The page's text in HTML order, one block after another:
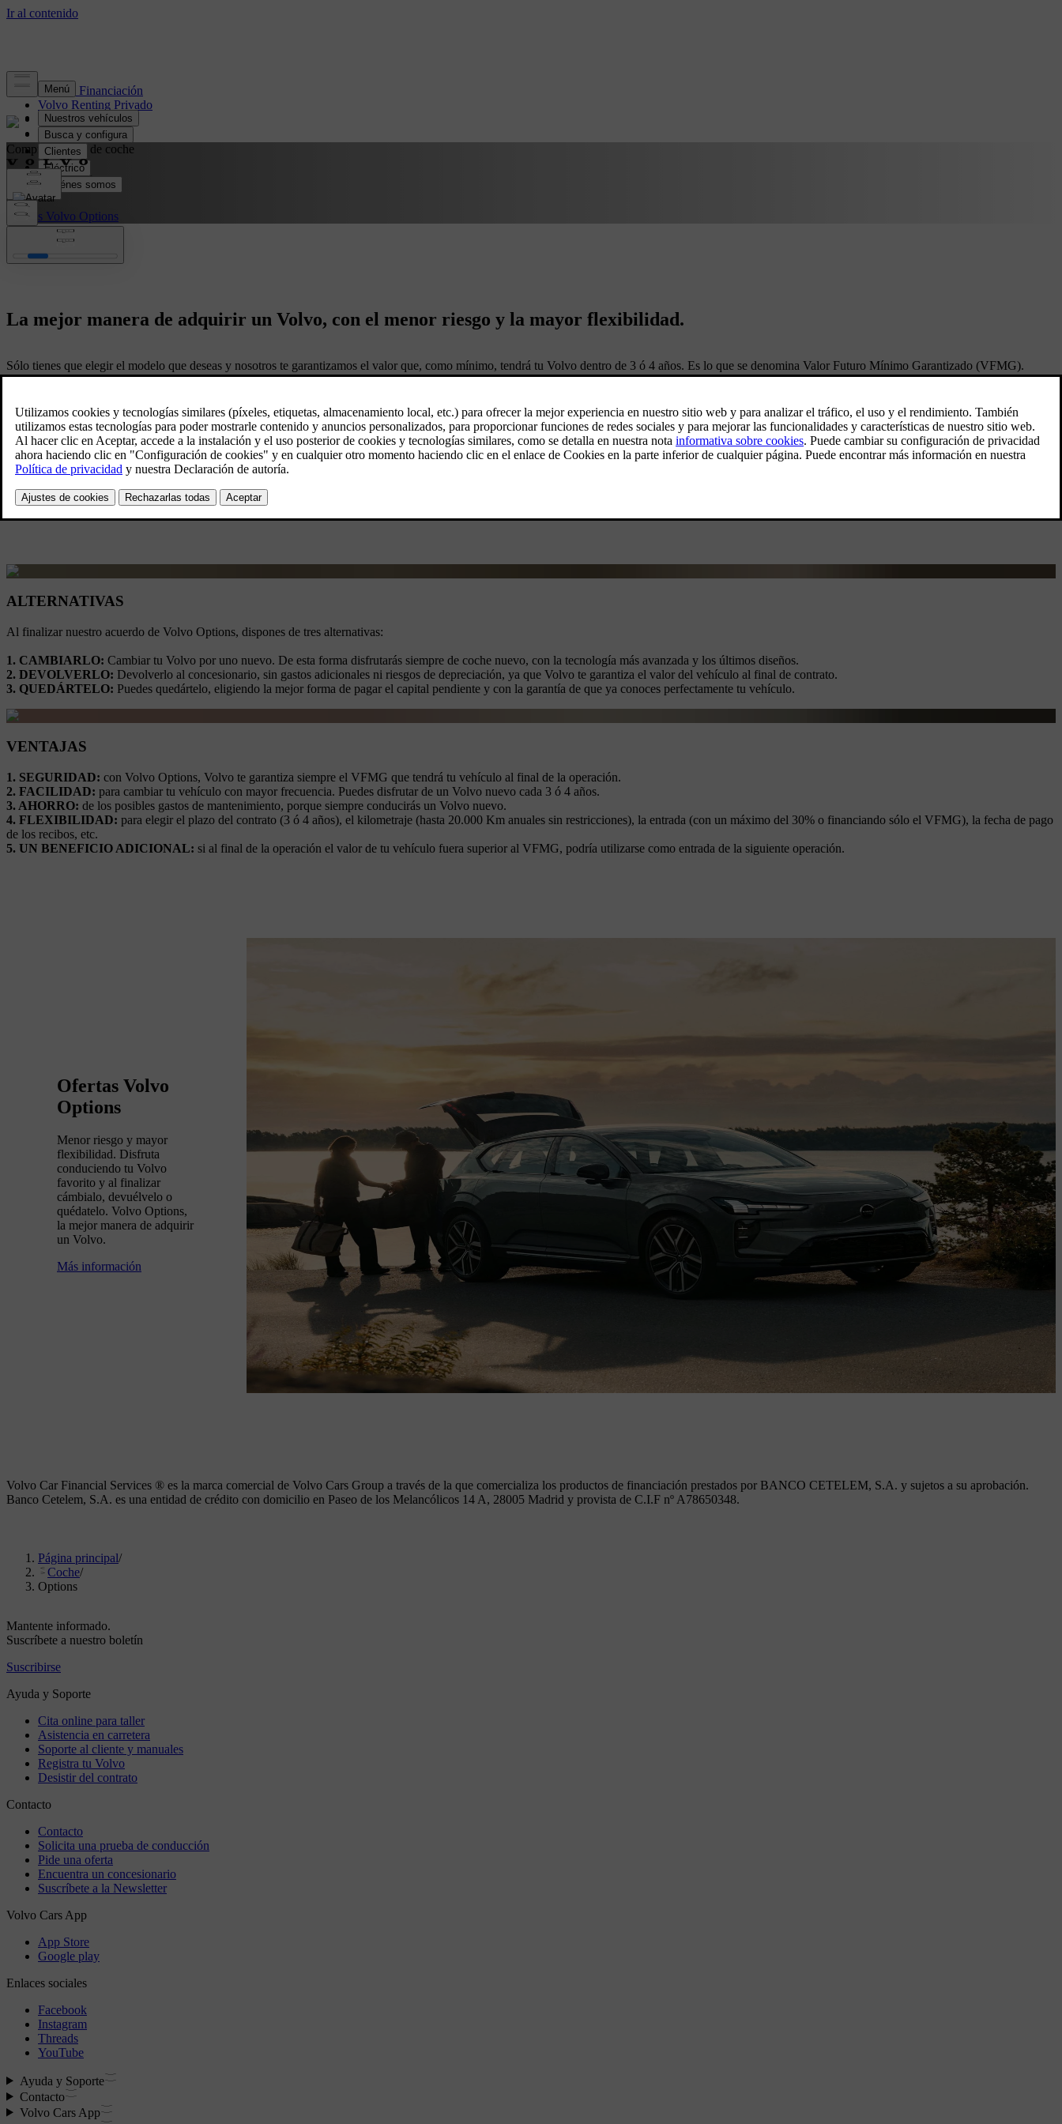
HOME Financiación
Volvo Renting Privado
Volvo Car Finance
Volvo Car Renting
Compra flexible de coche
Volvo Options
Ofertas Volvo Options
La mejor manera de adquirir un Volvo, con el menor riesgo y la mayor flexibilidad.
Sólo tienes que elegir el modelo que deseas y nosotros te garantizamos el valor que, como mínimo, tendrá tu Volvo dentro de 3 ó 4 años. Es lo que se denomina Valor Futuro Mínimo Garantizado (VFMG).
Descubre la mejor cuota para tu vehículo. Consigue toda la información en tu Concesionario Oficial Volvo.
ALTERNATIVAS
Al finalizar nuestro acuerdo de Volvo Options, dispones de tres alternativas:
1. CAMBIARLO: Cambiar tu Volvo por uno nuevo. De esta forma disfrutarás siempre de coche nuevo, con la tecnología más avanzada y los últimos diseños.
2. DEVOLVERLO: Devolverlo al concesionario, sin gastos adicionales ni riesgos de depreciación, ya que Volvo te garantiza el valor del vehículo al final de contrato.
3. QUEDÁRTELO: Puedes quedártelo, eligiendo la mejor forma de pagar el capital pendiente y con la garantía de que ya conoces perfectamente tu vehículo.
VENTAJAS
1. SEGURIDAD: con Volvo Options, Volvo te garantiza siempre el VFMG que tendrá tu vehículo al final de la operación.
2. FACILIDAD: para cambiar tu vehículo con mayor frecuencia. Puedes disfrutar de un Volvo nuevo cada 3 ó 4 años.
3. AHORRO: de los posibles gastos de mantenimiento, porque siempre conducirás un Volvo nuevo.
4. FLEXIBILIDAD: para elegir el plazo del contrato (3 ó 4 años), el kilometraje (hasta 20.000 Km anuales sin restricciones), la entrada (con un máximo del 30% o financiando sólo el VFMG), la fecha de pago
de los recibos, etc.
5. UN BENEFICIO ADICIONAL: si al final de la operación el valor de tu vehículo fuera superior al VFMG, podría utilizarse como entrada de la siguiente operación.
Ofertas Volvo
Options
Menor riesgo y mayor
flexibilidad. Disfruta
conduciendo tu Volvo
favorito y al finalizar
cámbialo, devuélvelo o
quédatelo. Volvo Options,
la mejor manera de adquirir
un Volvo.
Más información
Volvo Car Financial Services ® es la marca comercial de Volvo Cars Group a través de la que comercializa los productos de financiación prestados por BANCO CETELEM, S.A. y sujetos a su aprobación.
Banco Cetelem, S.A. es una entidad de crédito con domicilio en Paseo de los Melancólicos 14 A, 28005 Madrid y provista de C.I.F nº A78650348.
Página principal/
Coche/
Options